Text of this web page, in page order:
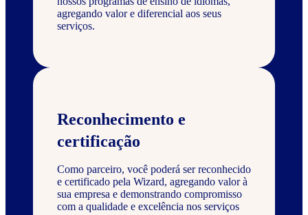
agregando valor e diferencial aos seus
serviços.
Reconhecimento e
certificação
Como parceiro, você poderá ser reconhecido
e certificado pela Wizard, agregando valor à
sua empresa e demonstrando compromisso
com a qualidade e excelência nos serviços